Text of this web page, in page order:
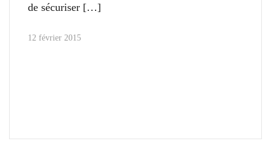
de sécuriser
12 février 2015